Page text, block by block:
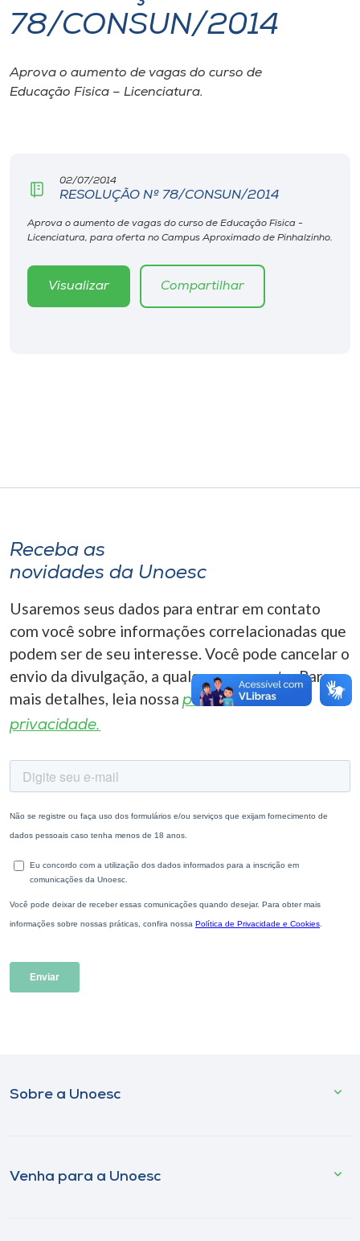
I.nova
Diplomados
CPA
Biblioteca
Editora
A-
78/CONSUN/2014
Aprova o aumento de vagas do curso de
Educação Física – Licenciatura.
02/07/2014
RESOLUÇÃO Nº 78/CONSUN/2014
Aprova o aumento de vagas do curso de Educação Física -
Licenciatura, para oferta no Campus Aproximado de Pinhalzinho.
Visualizar Compartilhar
Receba as
novidades da Unoesc
Usaremos seus dados para entrar em contato
com você sobre informações correlacionadas que
podem ser de seu interesse. Você pode cancelar o
envio da divulgação, a qualquer momento. Para
mais detalhes, leia nossa política de
privacidade.
Sobre a Unoesc
Venha para a Unoesc